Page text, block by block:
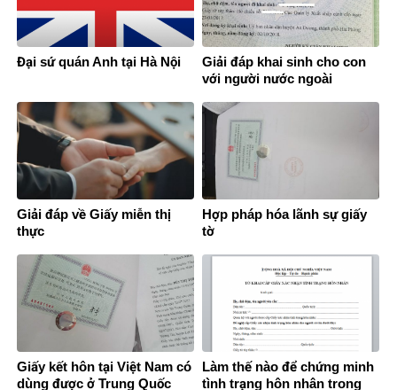
Đại sứ quán Anh tại Hà Nội
Giải đáp khai sinh cho con
với người nước ngoài
Giải đáp về Giấy miễn thị
thực
Hợp pháp hóa lãnh sự giấy
tờ
Giấy kết hôn tại Việt Nam có
dùng được ở Trung Quốc
Làm thế nào để chứng minh
tình trạng hôn nhân trong